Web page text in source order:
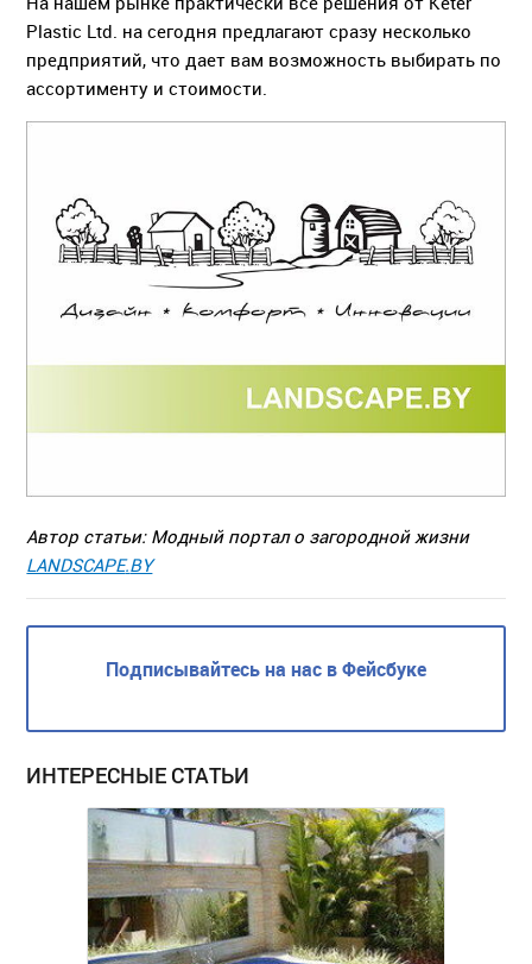
Plastic Ltd. на сегодня предлагают сразу несколько
предприятий, что дает вам возможность выбирать по
ассортименту и стоимости.
Автор статьи: Модный портал о загородной жизни
LANDSCAPE.BY
Подписывайтесь на нас в Фейсбуке
ИНТЕРЕСНЫЕ СТАТЬИ